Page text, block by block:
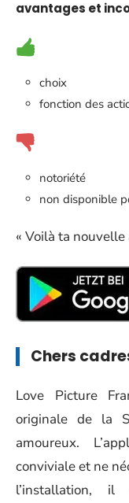
avantages et
choix
fonction des
notoriété
non disponible
« Voilà ta
Chers
Love Picture
originale de la
amoureux.
conviviale et ne
l’installation, il